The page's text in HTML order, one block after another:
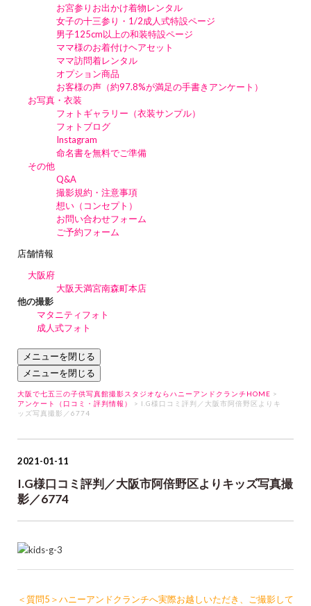
お宮参りお出かけ着物レンタル
女子の十三参り・1/2成人式特設ページ
男子125cm以上の和装特設ページ
ママ様のお着付けヘアセット
ママ訪問着レンタル
オプション商品
お客様の声（約97.8%が満足の手書きアンケート）
お写真・衣装
フォトギャラリー（衣装サンプル）
フォトブログ
Instagram
命名書を無料でご準備
その他
Q&A
撮影規約・注意事項
想い（コンセプト）
お問い合わせフォーム
ご予約フォーム
店舗情報
大阪府
大阪天満宮南森町本店
他の撮影
マタニティフォト
成人式フォト
メニューを閉じる
メニューを閉じる
大阪で七五三の子供写真館撮影スタジオならハニーアンドクランチHOME >
アンケート（口コミ・評判情報）
> I.G様口コミ評判／大阪市阿倍野区よりキ
ッズ写真撮影／6774
2021-01-11
I.G様口コミ評判／大阪市阿倍野区よりキッズ写真撮
影／6774
＜質問5＞ハニーアンドクランチへ実際お越しいただき、ご撮影して